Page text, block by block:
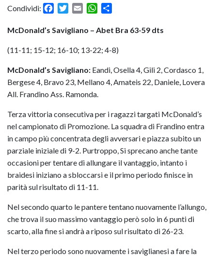
Condividi: FacebookTwitter
Email WhatsApp
McDonald’s Savigliano – Abet Bra 63-59 dts
(11-11; 15-12; 16-10; 13-22; 4-8)
McDonald’s Savigliano: Eandi, Osella 4, Gili 2, Cordasco 1,
Bergese 4, Bravo 23, Mellano 4, Amateis 22, Daniele, Lovera
All. Frandino Ass. Ramonda.
Terza vittoria consecutiva per i ragazzi targati McDonald’s
nel campionato di Promozione. La squadra di Frandino entra
in campo più concentrata degli avversari e piazza subito un
parziale iniziale di 9-2. Purtroppo, Si sprecano anche tante
occasioni per tentare di allungare il vantaggio, intanto i
braidesi iniziano a sbloccarsi e il primo periodo finisce in
parità sul risultato di 11-11.
Nel secondo quarto le pantere tentano nuovamente l’allungo,
che trova il suo massimo vantaggio però solo in 6 punti di
scarto, alla fine si andrà a riposo sul risultato di 26-23.
Nel terzo periodo sono nuovamente i saviglianesi a fare la